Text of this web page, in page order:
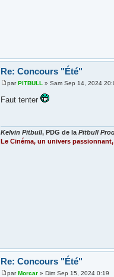
Re: Concours "Été"
parPITBULL » Sam Sep 14, 2024
Faut tenter
Kelvin Pitbull, PDG de la Pitbull
Le Cinéma, un univers
Re: Concours "Été"
parMorcar» Dim Sep 15, 2024 0:19